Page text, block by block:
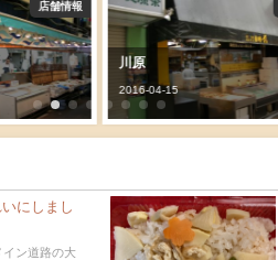
店舗情報
川原
2016-04-15
にしまし
イン道路の大